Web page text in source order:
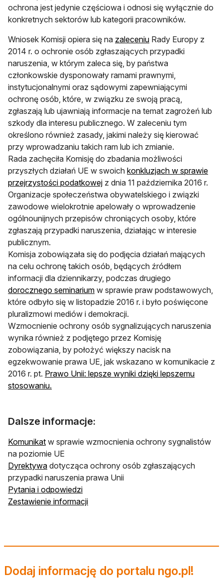
ochrona jest jedynie częściowa i odnosi się wyłącznie do
konkretnych sektorów lub kategorii pracowników.
Wniosek Komisji opiera się na zaleceniu Rady Europy z
2014 r. o ochronie osób zgłaszających przypadki
naruszenia, w którym zaleca się, by państwa
członkowskie dysponowały ramami prawnymi,
instytucjonalnymi oraz sądowymi zapewniającymi
ochronę osób, które, w związku ze swoją pracą,
zgłaszają lub ujawniają informacje na temat zagrożeń lub
szkody dla interesu publicznego. W zaleceniu tym
określono również zasady, jakimi należy się kierować
przy wprowadzaniu takich ram lub ich zmianie.
Rada zachęciła Komisję do zbadania możliwości
przyszłych działań UE w swoich konkluzjach w sprawie
przejrzystości podatkowej z dnia 11 października 2016 r.
Organizacje społeczeństwa obywatelskiego i związki
zawodowe wielokrotnie apelowały o wprowadzenie
ogólnounijnych przepisów chroniących osoby, które
zgłaszają przypadki naruszenia, działając w interesie
publicznym.
Komisja zobowiązała się do podjęcia działań mających
na celu ochronę takich osób, będących źródłem
informacji dla dziennikarzy, podczas drugiego
dorocznego seminarium w sprawie praw podstawowych,
które odbyło się w listopadzie 2016 r. i było poświęcone
pluralizmowi mediów i demokracji.
Wzmocnienie ochrony osób sygnalizujących naruszenia
wynika również z podjętego przez Komisję
zobowiązania, by położyć większy nacisk na
egzekwowanie prawa UE, jak wskazano w komunikacie z
2016 r. pt. Prawo Unii: lepsze wyniki dzięki lepszemu
stosowaniu.
Dalsze informacje:
Komunikat w sprawie wzmocnienia ochrony sygnalistów
na poziomie UE
Dyrektywa dotycząca ochrony osób zgłaszających
przypadki naruszenia prawa Unii
Pytania i odpowiedzi
Zestawienie informacji
Dodaj informację do portalu ngo.pl!